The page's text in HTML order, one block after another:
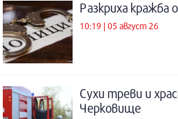
Разкриха
10:19 | 05 август 26
Сухи треви и
Черковище